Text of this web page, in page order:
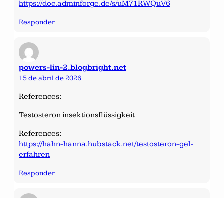
https://doc.adminforge.de/s/uM71RWQuV6
Responder
powers-lin-2.blogbright.net
15 de abril de 2026
References:
Testosteron insektionsflüssigkeit
References:
https://hahn-hanna.hubstack.net/testosteron-gel-
erfahren
Responder